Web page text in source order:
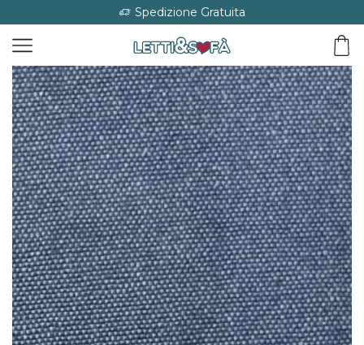
Spedizione Gratuita